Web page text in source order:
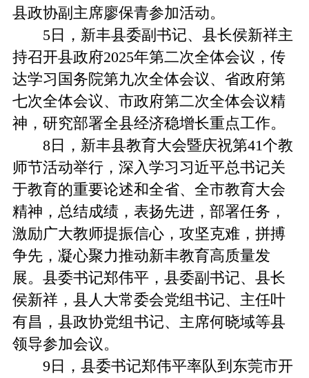
县政协副主席廖保青参加活动。
5日，新丰县委副书记、县长侯新祥主
持召开县政府2025年第二次全体会议，传
达学习国务院第九次全体会议、省政府第
七次全体会议、市政府第二次全体会议精
神，研究部署全县经济稳增长重点工作。
8日，新丰县教育大会暨庆祝第41个教
师节活动举行，深入学习习近平总书记关
于教育的重要论述和全省、全市教育大会
精神，总结成绩，表扬先进，部署任务，
激励广大教师提振信心，攻坚克难，拼搏
争先，凝心聚力推动新丰教育高质量发
展。县委书记郑伟平，县委副书记、县长
侯新祥，县人大常委会党组书记、主任叶
有昌，县政协党组书记、主席何晓域等县
领导参加会议。
9日，县委书记郑伟平率队到东莞市开